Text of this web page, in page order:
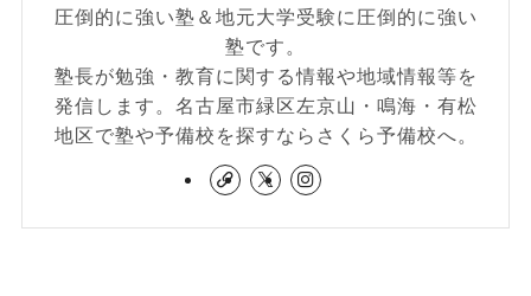
圧倒的に強い塾＆地元大学受験に圧倒的に強い
塾です。
塾長が勉強・教育に関する情報や地域情報等を
発信します。名古屋市緑区左京山・鳴海・有松
地区で塾や予備校を探すならさくら予備校へ。